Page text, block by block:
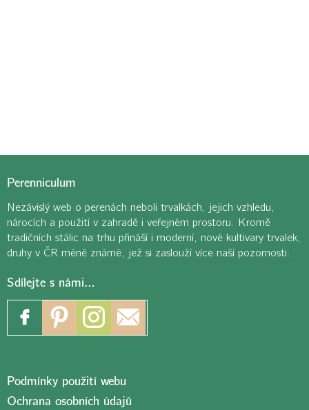
Perenniculum
Nezávislý web o perenách neboli trvalkách, jejich vzhledu,
nárocích a použití v zahradě i veřejném prostoru. Kromě
tradičních stálic na trhu přináší i moderní, nové kultivary trvalek,
druhy v ČR méně známé, jež si zaslouží více naší pozornosti.
Sdílejte s námi…
Podmínky použití webu
Ochrana osobních údajů